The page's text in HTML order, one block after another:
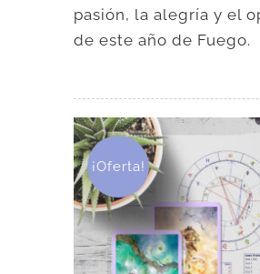
pasión, la alegría y el
de este año de Fuego.
¡Oferta!